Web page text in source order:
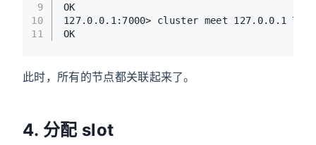
9
10
11
OK
127.0.0.1:7000> cluster meet 127.0.0.1 7005
OK
此时，所有的节点都关联起来了。
4. 分配 slot